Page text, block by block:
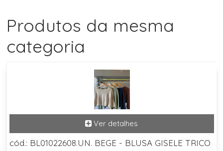
Produtos da mesma
categoria
cód.: BL01022608.UN. BEGE - BLUSA GISELE TRICO